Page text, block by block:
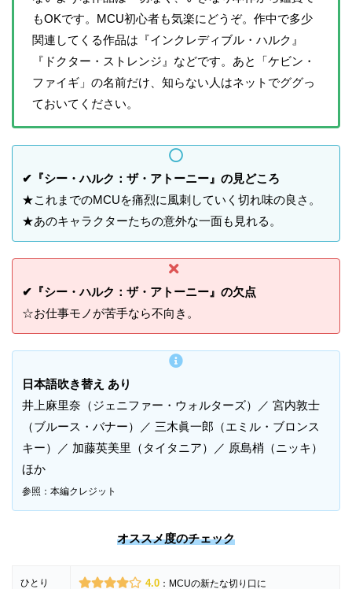
もOKです。MCU初心者も気楽にどうぞ。作中で多少
関連してくる作品は『インクレディブル・ハルク』
『ドクター・ストレンジ』などです。あと「ケビン・
ファイギ」の名前だけ、知らない人はネットでググっ
ておいてください。
✔『シー・ハルク：ザ・アトーニー』の見どころ
★これまでのMCUを痛烈に風刺していく切れ味の良さ。
★あのキャラクターたちの意外な一面も見れる。
✔『シー・ハルク：ザ・アトーニー』の欠点
☆お仕事モノが苦手なら不向き。
日本語吹き替え あり
井上麻里奈（ジェニファー・ウォルターズ）／ 宮内敦士
（ブルース・バナー）／ 三木眞一郎（エミル・ブロンス
キー）／ 加藤英美里（タイタニア）／ 原島梢（ニッキ）
ほか
参照：本編クレジット
オススメ度のチェック
ひとり 4.0：MCUの新たな切り口に